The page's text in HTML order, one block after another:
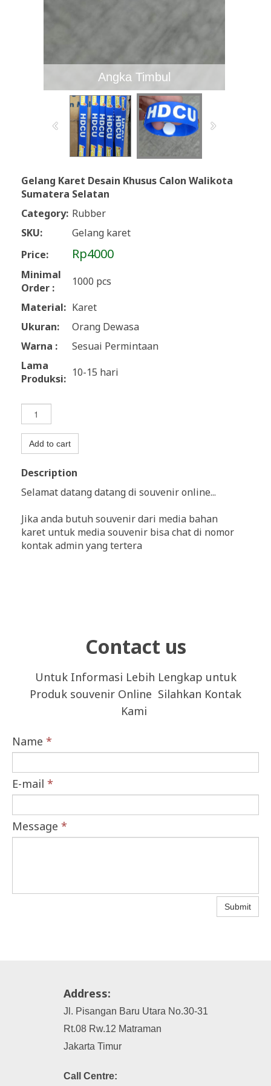
Angka Timbul
Gelang Karet Desain Khusus Calon Walikota
Sumatera Selatan
Category: Rubber
SKU:
Gelang karet
Price:
Rp4000
Minimal
Order :
1000 pcs
Material: Karet
Ukuran:
Orang Dewasa
Warna :
Sesuai Permintaan
Lama
Produksi: 10-15 hari
Add to cart
Description
Selamat datang datang di souvenir online...
Jika anda butuh souvenir dari media bahan
karet untuk media souvenir bisa chat di nomor
kontak admin yang tertera
Contact us
Untuk Informasi Lebih Lengkap untuk
Produk souvenir Online Silahkan Kontak
Kami
Name *
E-mail *
Message *
Submit
Address:
Jl. Pisangan Baru Utara No.30-31
Rt.08 Rw.12 Matraman
Jakarta Timur
Call Centre: